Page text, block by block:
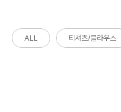
ALL 티셔츠/블라우스